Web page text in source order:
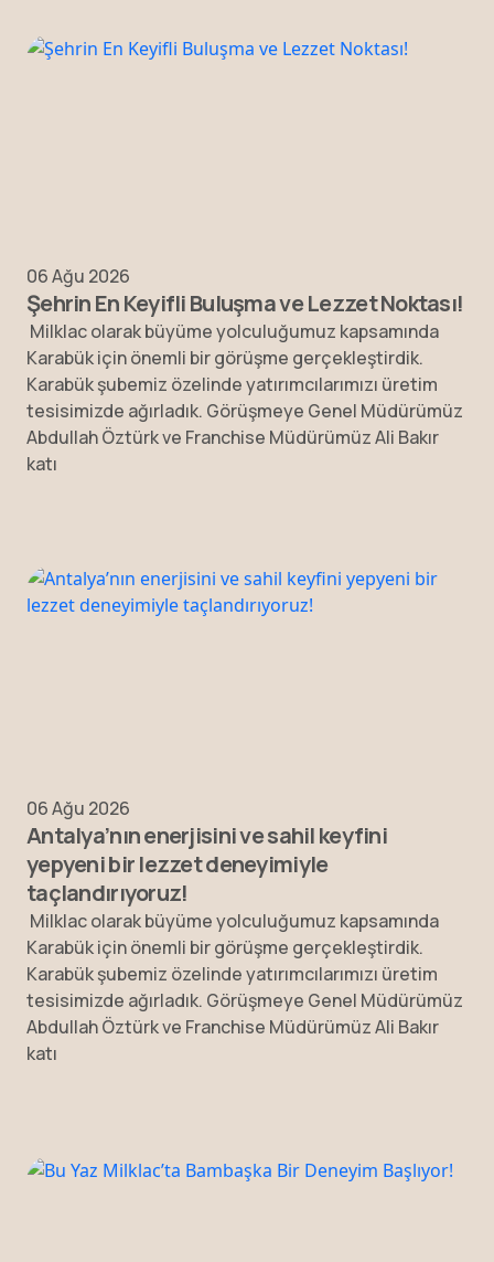
06 Ağu 2026
Şehrin En Keyifli Buluşma ve Lezzet Noktası!
Milklac olarak büyüme yolculuğumuz kapsamında
Karabük için önemli bir görüşme gerçekleştirdik.
Karabük şubemiz özelinde yatırımcılarımızı üretim
tesisimizde ağırladık. Görüşmeye Genel Müdürümüz
Abdullah Öztürk ve Franchise Müdürümüz Ali Bakır
katı
06 Ağu 2026
Antalya’nın enerjisini ve sahil keyfini
yepyeni bir lezzet deneyimiyle
taçlandırıyoruz!
Milklac olarak büyüme yolculuğumuz kapsamında
Karabük için önemli bir görüşme gerçekleştirdik.
Karabük şubemiz özelinde yatırımcılarımızı üretim
tesisimizde ağırladık. Görüşmeye Genel Müdürümüz
Abdullah Öztürk ve Franchise Müdürümüz Ali Bakır
katı